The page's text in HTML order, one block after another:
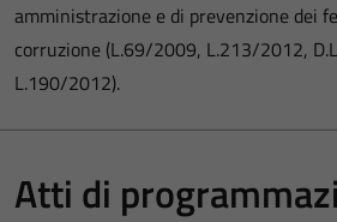
amministrazione e di prevenzione dei
corruzione (L.69/2009, L.213/2012,
L.190/2012).
Atti di